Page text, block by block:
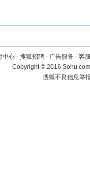
中心 - 搜狐招聘 - 广告服务 - 客
Copyright©2016
搜狐不良信息举